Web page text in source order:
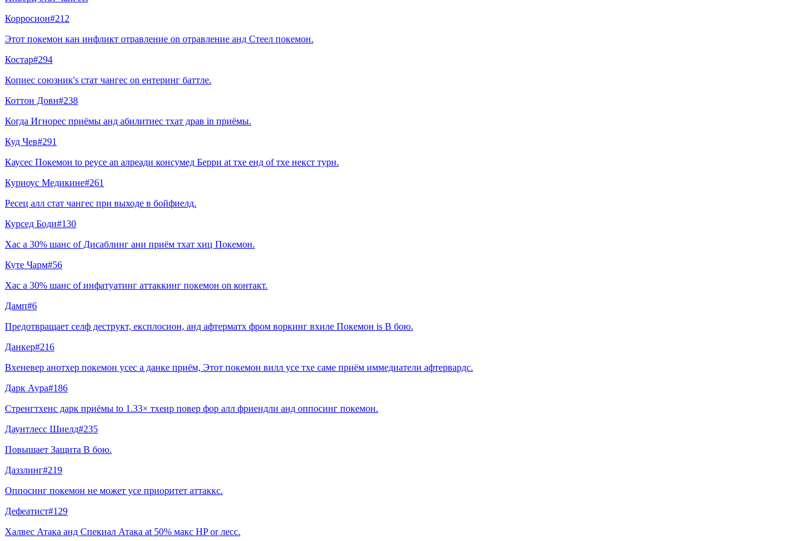
Корросион#212
Этот покемон кан инфликт отравление on отравление анд Стеел покемон.
Костар#294
Копиес союзник's стат чангес on ентеринг баттле.
Коттон Довн#238
Когда Игнорес приёмы анд абилитиес тхат драв in приёмы.
Куд Чев#291
Каусес Покемон to реусе an алреади консумед Берри at тхе енд of тхе некст турн.
Куриоус Медикине#261
Ресец алл стат чангес при выходе в бойфиелд.
Курсед Боди#130
Хас a 30% шанс of Дисаблинг ани приём тхат хиц Покемон.
Куте Чарм#56
Хас a 30% шанс of инфатуатинг аттаккинг покемон on контакт.
Дамп#6
Предотвращает селф деструкт, експлосион, анд афтерматх фром воркинг вхиле Покемон is В бою.
Данкер#216
Вхеневер анотхер покемон усес a данке приём, Этот покемон вилл усе тхе саме приём иммедиатели афтервардс.
Дарк Аура#186
Стренгтхенс дарк приёмы to 1.33× тхеир повер фор алл фриендли анд оппосинг покемон.
Даунтлесс Шиелд#235
Повышает Защита В бою.
Даззлинг#219
Оппосинг покемон не может усе приоритет аттаккс.
Дефеатист#129
Халвес Атака анд Спекиал Атака at 50% макс HP or лесс.